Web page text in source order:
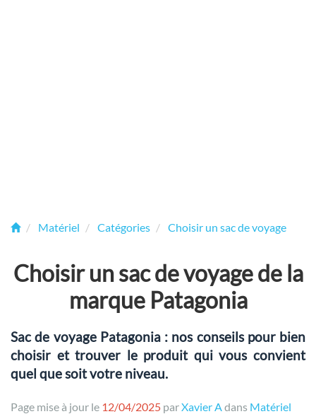
Matériel Catégories Choisir un sac de voyage
Choisir un sac de voyage de la
marque Patagonia
Sac de voyage Patagonia : nos conseils pour bien
choisir et trouver le produit qui vous convient
quel que soit votre niveau.
Page mise à jour le 12/04/2025 parXavier Adans Matériel